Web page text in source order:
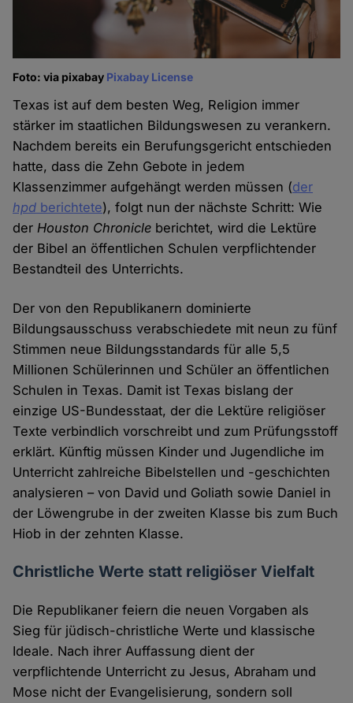
Foto: via pixabay Pixabay License
Texas ist auf dem besten Weg, Religion immer
stärker im staatlichen Bildungswesen zu verankern.
Nachdem bereits ein Berufungsgericht entschieden
hatte, dass die Zehn Gebote in jedem
Klassenzimmer aufgehängt werden müssen (der
hpd berichtete), folgt nun der nächste Schritt: Wie
der Houston Chronicle berichtet, wird die Lektüre
der Bibel an öffentlichen Schulen verpflichtender
Bestandteil des Unterrichts.
Der von den Republikanern dominierte
Bildungsausschuss verabschiedete mit neun zu fünf
Stimmen neue Bildungsstandards für alle 5,5
Millionen Schülerinnen und Schüler an öffentlichen
Schulen in Texas. Damit ist Texas bislang der
einzige US-Bundesstaat, der die Lektüre religiöser
Texte verbindlich vorschreibt und zum Prüfungsstoff
erklärt. Künftig müssen Kinder und Jugendliche im
Unterricht zahlreiche Bibelstellen und -geschichten
analysieren – von David und Goliath sowie Daniel in
der Löwengrube in der zweiten Klasse bis zum Buch
Hiob in der zehnten Klasse.
Christliche Werte statt religiöser Vielfalt
Die Republikaner feiern die neuen Vorgaben als
Sieg für jüdisch-christliche Werte und klassische
Ideale. Nach ihrer Auffassung dient der
verpflichtende Unterricht zu Jesus, Abraham und
Mose nicht der Evangelisierung, sondern soll